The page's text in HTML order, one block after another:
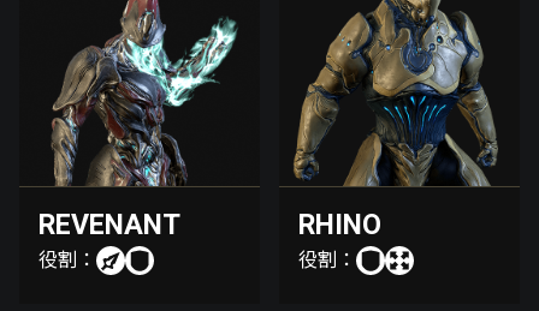
REVENANT
役割：
RHINO
役割：